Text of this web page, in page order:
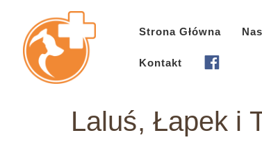
Strona Główna
Kontakt
Laluś, Łapek i